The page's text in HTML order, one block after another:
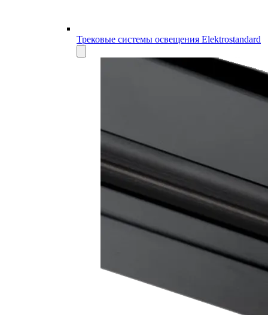
Трековые системы освещения Elektrostandard